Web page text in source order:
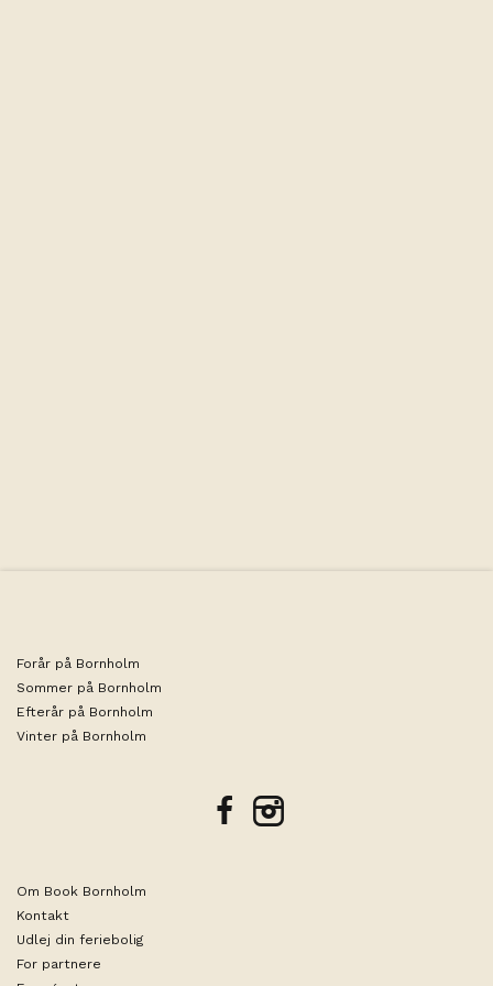
Forår på Bornholm
Sommer på Bornholm
Efterår på Bornholm
Vinter på Bornholm
facebookinstagram
Om Book Bornholm
Kontakt
Udlej din feriebolig
For partnere